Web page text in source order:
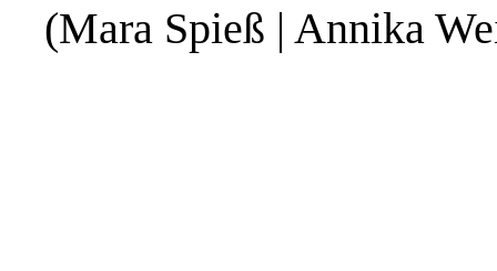
(Mara Spieß | Annika